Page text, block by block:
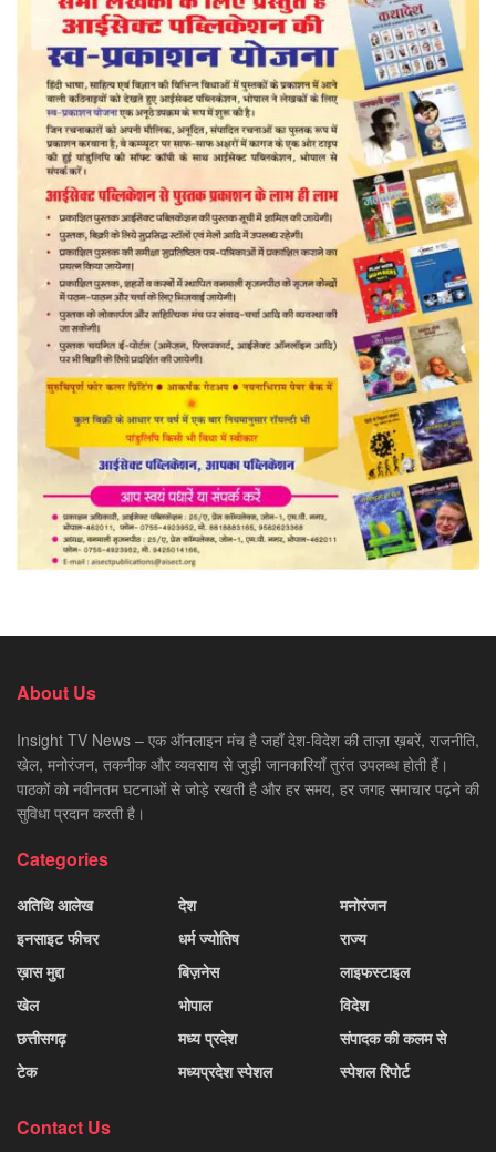
About Us
Insight TV News – एक ऑनलाइन मंच है जहाँ देश-विदेश की ताज़ा ख़बरें, राजनीति,
खेल, मनोरंजन, तकनीक और व्यवसाय से जुड़ी जानकारियाँ तुरंत उपलब्ध होती हैं।
पाठकों को नवीनतम घटनाओं से जोड़े रखती है और हर समय, हर जगह समाचार पढ़ने की
सुविधा प्रदान करती है।
Categories
अतिथि आलेख
इनसाइट फीचर
ख़ास मुद्दा
खेल
छत्तीसगढ़
टेक
देश
धर्म ज्योतिष
बिज़नेस
भोपाल
मध्य प्रदेश
मध्यप्रदेश स्पेशल
मनोरंजन
राज्य
लाइफस्टाइल
विदेश
संपादक की कलम से
स्पेशल रिपोर्ट
Contact Us